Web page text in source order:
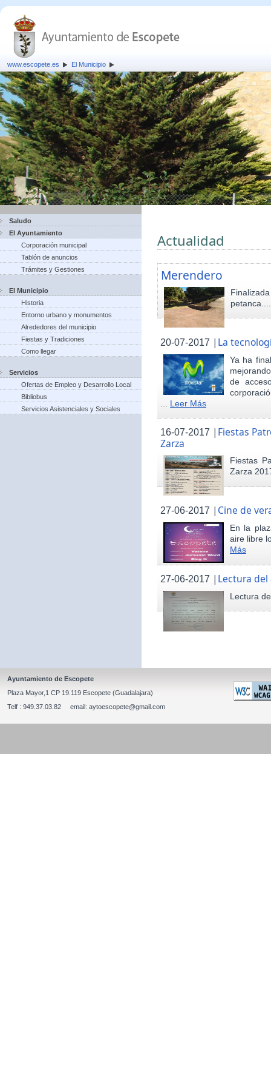
www.escopete.es El Municipio
Saludo
El Ayuntamiento
Corporación municipal
Tablón de anuncios
Trámites y Gestiones
El Municipio
Historia
Entorno urbano y monumentos
Alrededores del municipio
Fiestas y Tradiciones
Como llegar
Servicios
Ofertas de Empleo y Desarrollo Local
Bibliobus
Servicios Asistenciales y Sociales
Actualidad
Merendero
20-07-2017 | La
Ya ha
de
Leer Más
16-07-2017 | Fiestas
Zarza
Fiestas
Zarza
27-06-2017 | Cine de
En la
aire libre
Más
27-06-2017 | Lectura del
Lectura
Ayuntamiento de Escopete
Plaza Mayor,1 CP 19.119 Escopete (Guadalajara)
Telf : 949.37.03.82 email: aytoescopete@gmail.com